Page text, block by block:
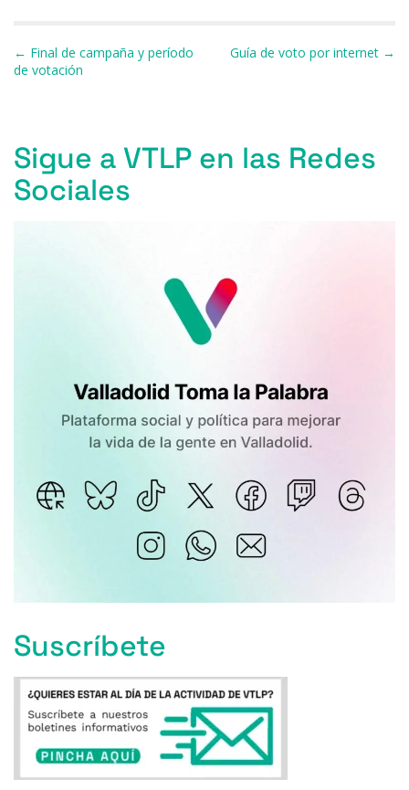
b
o
k
y
d
s
a
m
ti
Navegación de entradas
← Final de campaña y período
de votación
Guía de voto por internet →
Sigue a VTLP en las Redes
Sociales
Suscríbete